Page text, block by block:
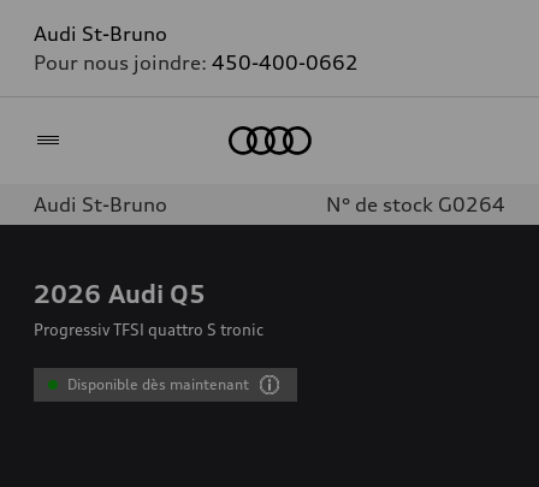
Audi St-Bruno
Pour nous joindre: 450-400-0662
Audi St-Bruno N° de stock G0264
2026 Audi Q5
Progressiv TFSI quattro S tronic
Disponible dès maintenant